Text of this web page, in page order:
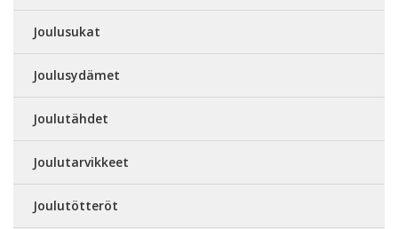
Joulusukat
Joulusydämet
Joulutähdet
Joulutarvikkeet
Joulutötteröt